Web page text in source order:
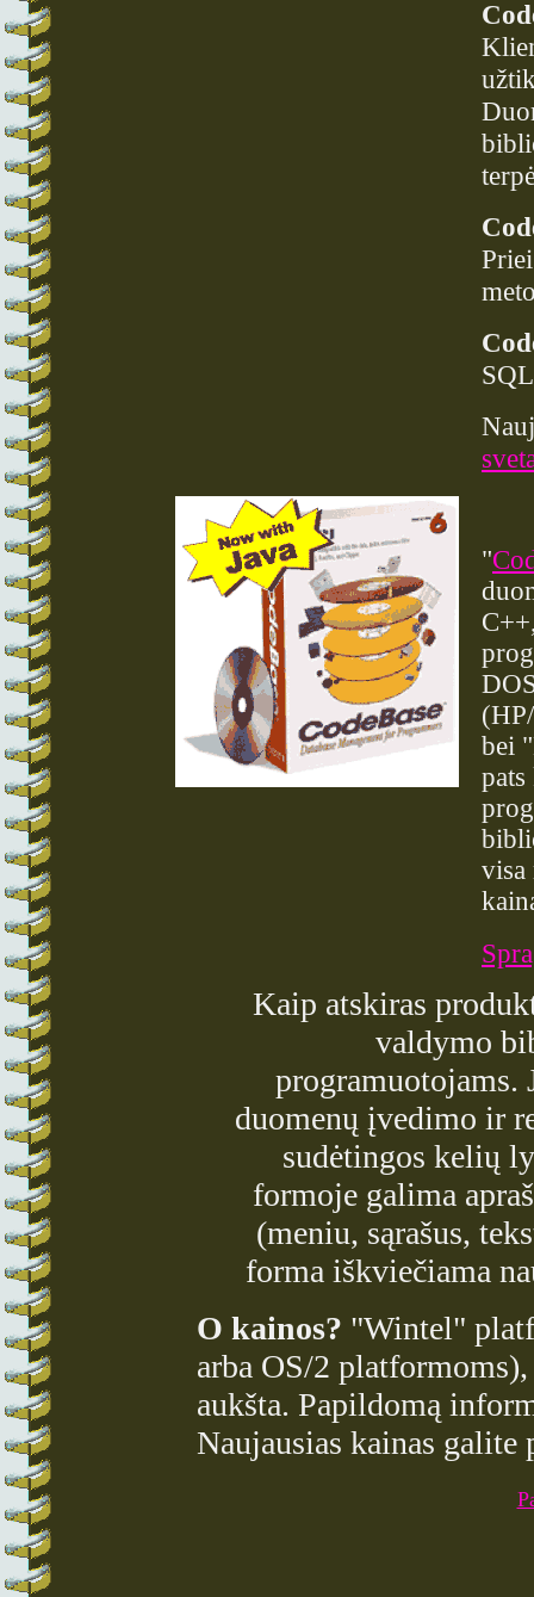
"
bei
visa
Kaip atskiras
valdymo
programuotojams.
duomenų įvedimo ir
sudėtingos kelių
formoje galima
(meniu, sąrašus,
forma iškviečiama
O kainos? "Wintel"
arba OS/2
aukšta. Papildomą
Naujausias kainas